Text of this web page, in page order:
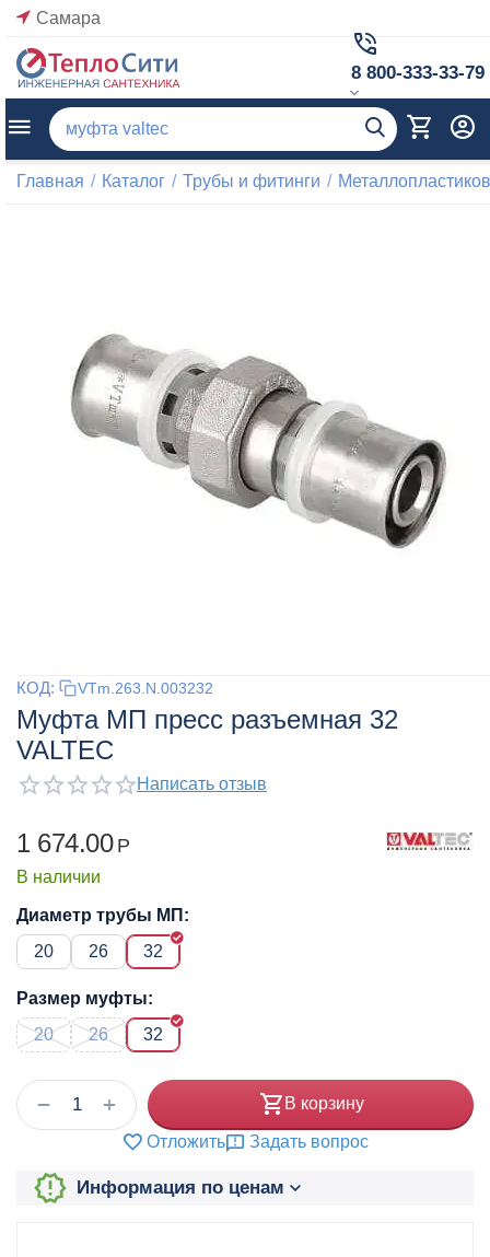
Самара
8 800-333-33-79
Главная / Каталог / Трубы и фитинги /
КОД: VTm.263.N.003232
Муфта МП пресс разъемная 32
VALTEC
Написать отзыв
1 674.00 Р
В наличии
Диаметр трубы МП:
20
26 32
Размер муфты:
20
26 32
+
− В корзину
Отложить Задать вопрос
Информация по ценам